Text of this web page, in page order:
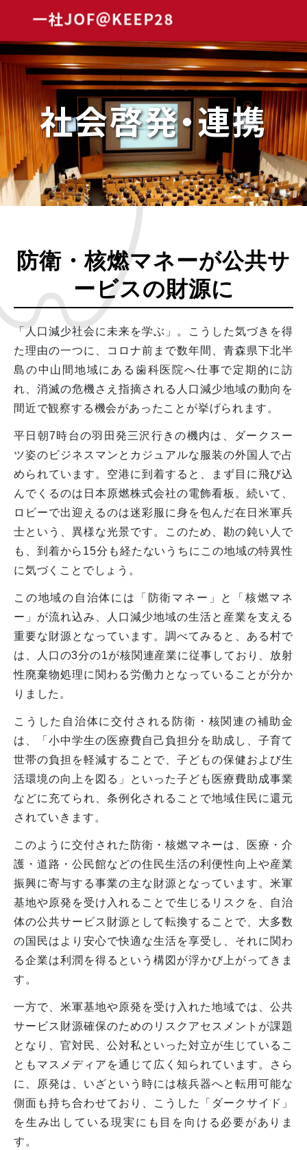
content
社会啓発・連携
防衛・核燃マネーが公共サ
ービスの財源に
「人口減少社会に未来を学ぶ」。こうした気づきを得
た理由の一つに、コロナ前まで数年間、青森県下北半
島の中山間地域にある歯科医院へ仕事で定期的に訪
れ、消滅の危機さえ指摘される人口減少地域の動向を
間近で観察する機会があったことが挙げられます。
平日朝7時台の羽田発三沢行きの機内は、ダークスー
ツ姿のビジネスマンとカジュアルな服装の外国人で占
められています。空港に到着すると、まず目に飛び込
んでくるのは日本原燃株式会社の電飾看板。続いて、
ロビーで出迎えるのは迷彩服に身を包んだ在日米軍兵
士という、異様な光景です。このため、勘の鈍い人で
も、到着から15分も経たないうちにこの地域の特異性
に気づくことでしょう。
この地域の自治体には「防衛マネー」と「核燃マネ
ー」が流れ込み、人口減少地域の生活と産業を支える
重要な財源となっています。調べてみると、ある村で
は、人口の3分の1が核関連産業に従事しており、放射
性廃棄物処理に関わる労働力となっていることが分か
りました。
こうした自治体に交付される防衛・核関連の補助金
は、「小中学生の医療費自己負担分を助成し、子育て
世帯の負担を軽減することで、子どもの保健および生
活環境の向上を図る」といった子ども医療費助成事業
などに充てられ、条例化されることで地域住民に還元
されていきます。
このように交付された防衛・核燃マネーは、医療・介
護・道路・公民館などの住民生活の利便性向上や産業
振興に寄与する事業の主な財源となっています。米軍
基地や原発を受け入れることで生じるリスクを、自治
体の公共サービス財源として転換することで、大多数
の国民はより安心で快適な生活を享受し、それに関わ
る企業は利潤を得るという構図が浮かび上がってきま
す。
一方で、米軍基地や原発を受け入れた地域では、公共
サービス財源確保のためのリスクアセスメントが課題
となり、官対民、公対私といった対立が生じているこ
ともマスメディアを通じて広く知られています。さら
に、原発は、いざという時には核兵器へと転用可能な
側面も持ち合わせており、こうした「ダークサイド」
を生み出している現実にも目を向ける必要がありま
す。